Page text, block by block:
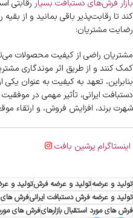
بازار فرش‌های دستبافت بسیار رقابتی
کند تا رقابت‌پذیر باقی بمانید و از بقیه
رضایت مشتریان:
مشتریان راضی از کیفیت محصولات
کمک کنند و از طریق اثر موندگاری
بنابراین، تعهد به کیفیت به عنوان
دستبافت ایرانی، تأثیر مهمی در موفقیت
شهرت برند، افزایش فروش، و ارتقاء
اینستاگرام پرشین بافت
تولید و عرضهتولید و عرضه فرشتولید و
تولید و عرضه فرش دستبافت ایرانیفرش های
فرش های مورد استقبال بازارهایفرش های